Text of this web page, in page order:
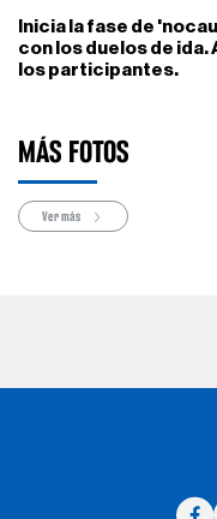
Inicia la fase de
con los duelos de
los participantes.
MÁS FOTOS
Ver más